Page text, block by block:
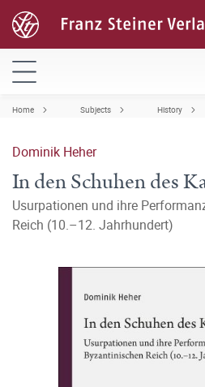
Home Subjects History
Dominik Heher
In den Schuhen des
Usurpationen und ihre
Reich (10.–12. Jahrhundert)